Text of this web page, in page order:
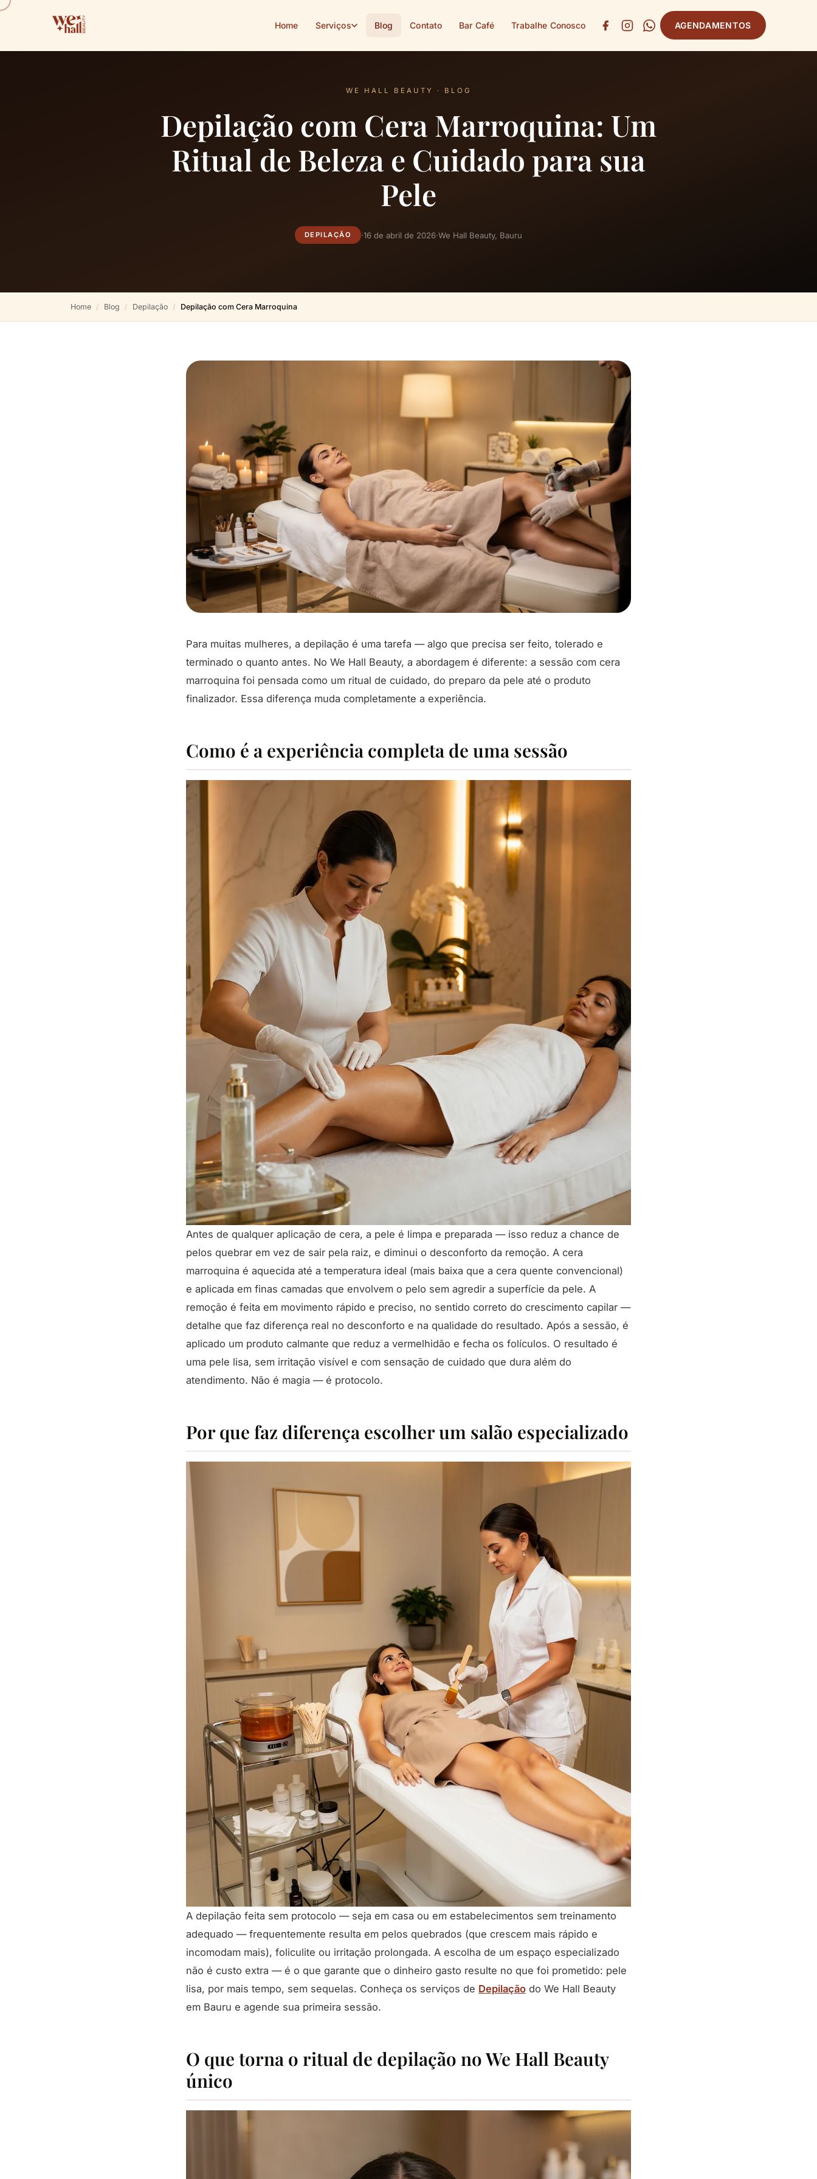
Home Serviços Blog Contato Bar Café Trabalhe Conosco AGENDAMENTOS
WE HALL BEAUTY · BLOG
Depilação com Cera Marroquina: Um
Ritual de Beleza e Cuidado para sua
Pele
DEPILAÇÃO ·16 de abril de 2026·We Hall Beauty, Bauru
Home Blog Depilação Depilação com Cera Marroquina
Para muitas mulheres, a depilação é uma tarefa — algo que precisa ser feito, tolerado e
terminado o quanto antes. No We Hall Beauty, a abordagem é diferente: a sessão com cera
marroquina foi pensada como um ritual de cuidado, do preparo da pele até o produto
finalizador. Essa diferença muda completamente a experiência.
Como é a experiência completa de uma sessão
Antes de qualquer aplicação de cera, a pele é limpa e preparada — isso reduz a chance de
pelos quebrar em vez de sair pela raiz, e diminui o desconforto da remoção. A cera
marroquina é aquecida até a temperatura ideal (mais baixa que a cera quente convencional)
e aplicada em finas camadas que envolvem o pelo sem agredir a superfície da pele. A
remoção é feita em movimento rápido e preciso, no sentido correto do crescimento capilar —
detalhe que faz diferença real no desconforto e na qualidade do resultado. Após a sessão, é
aplicado um produto calmante que reduz a vermelhidão e fecha os folículos. O resultado é
uma pele lisa, sem irritação visível e com sensação de cuidado que dura além do
atendimento. Não é magia — é protocolo.
Por que faz diferença escolher um salão especializado
A depilação feita sem protocolo — seja em casa ou em estabelecimentos sem treinamento
adequado — frequentemente resulta em pelos quebrados (que crescem mais rápido e
incomodam mais), foliculite ou irritação prolongada. A escolha de um espaço especializado
não é custo extra — é o que garante que o dinheiro gasto resulte no que foi prometido: pele
lisa, por mais tempo, sem sequelas. Conheça os serviços de Depilação do We Hall Beauty
em Bauru e agende sua primeira sessão.
O que torna o ritual de depilação no We Hall Beauty
único